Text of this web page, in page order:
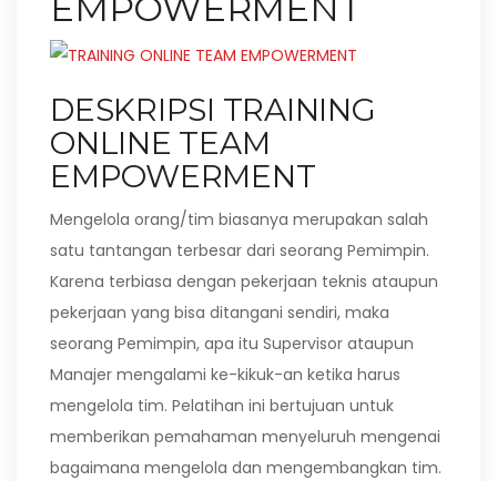
DESKRIPSI TRAINING
ONLINE TEAM
EMPOWERMENT
Mengelola orang/tim biasanya merupakan salah
satu tantangan terbesar dari seorang Pemimpin.
Karena terbiasa dengan pekerjaan teknis ataupun
pekerjaan yang bisa ditangani sendiri, maka
seorang Pemimpin, apa itu Supervisor ataupun
Manajer mengalami ke-kikuk-an ketika harus
mengelola tim. Pelatihan ini bertujuan untuk
memberikan pemahaman menyeluruh mengenai
bagaimana mengelola dan mengembangkan tim.